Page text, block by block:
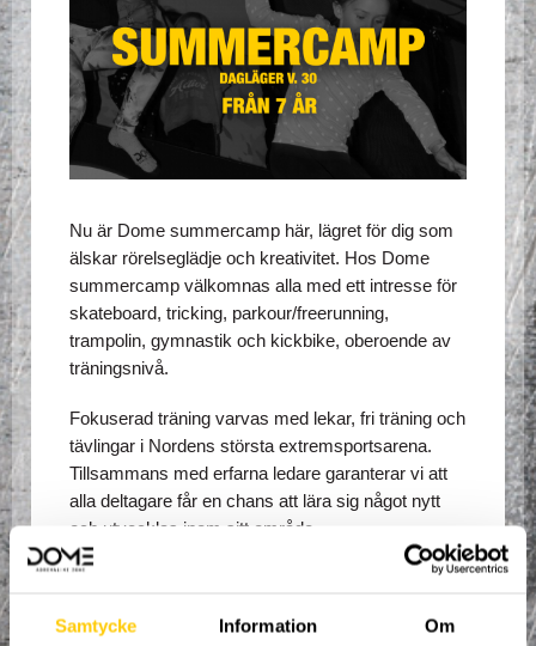
Samtycke Information Om
Nu är Dome summercamp här, lägret för dig som
älskar rörelseglädje och kreativitet. Hos Dome
summercamp välkomnas alla med ett intresse för
skateboard, tricking, parkour/freerunning,
trampolin, gymnastik och kickbike, oberoende av
träningsnivå.
Fokuserad träning varvas med lekar, fri träning och
tävlingar i Nordens största extremsportsarena.
Tillsammans med erfarna ledare garanterar vi att
alla deltagare får en chans att lära sig något nytt
och utvecklas inom sitt område.
Lägret pågår från måndag 24/7 till och med fredag
eftermiddag. Deltagare som vill får nyttja